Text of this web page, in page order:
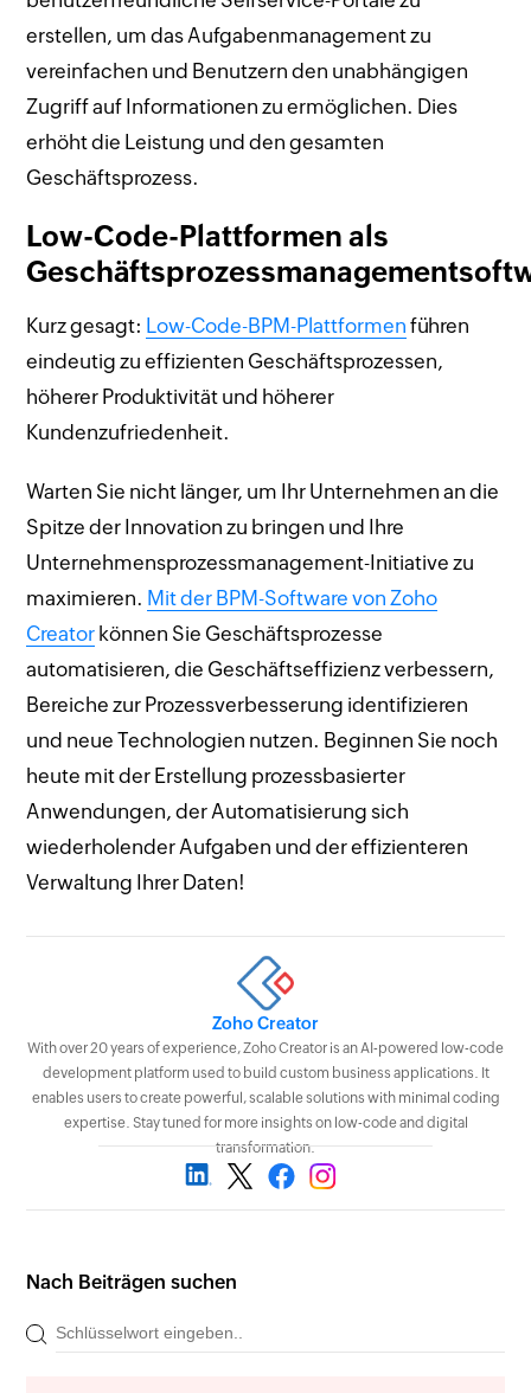
erstellen, um das Aufgabenmanagement zu
vereinfachen und Benutzern den unabhängigen
Zugriff auf Informationen zu ermöglichen. Dies
erhöht die Leistung und den gesamten
Geschäftsprozess.
Low-Code-Plattformen als
Kurz gesagt: Low-Code-BPM-Plattformen führen
eindeutig zu effizienten Geschäftsprozessen,
höherer Produktivität und höherer
Kundenzufriedenheit.
Warten Sie nicht länger, um Ihr Unternehmen an die
Spitze der Innovation zu bringen und Ihre
Unternehmensprozessmanagement-Initiative zu
maximieren. Mit der BPM-Software von Zoho
Creator können Sie Geschäftsprozesse
automatisieren, die Geschäftseffizienz verbessern,
Bereiche zur Prozessverbesserung identifizieren
und neue Technologien nutzen. Beginnen Sie noch
heute mit der Erstellung prozessbasierter
Anwendungen, der Automatisierung sich
wiederholender Aufgaben und der effizienteren
Verwaltung Ihrer Daten!
Zoho Creator
With over 20 years of experience, Zoho Creator is an AI-powered low-code
development platform used to build custom business applications. It
enables users to create powerful, scalable solutions with minimal coding
expertise. Stay tuned for more insights on low-code and digital
transformation.
Nach Beiträgen suchen